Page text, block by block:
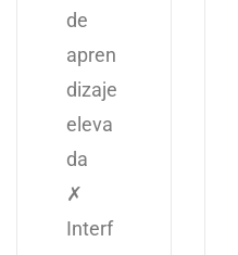
de
apren
dizaje
eleva
da
✗
Interf